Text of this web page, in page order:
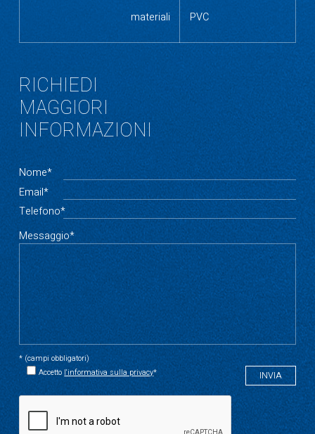
materiali
PVC
RICHIEDI
MAGGIORI
INFORMAZIONI
Nome*
Email*
Telefono*
Messaggio*
* (campi obbligatori)
Accetto l'informativa sulla privacy*